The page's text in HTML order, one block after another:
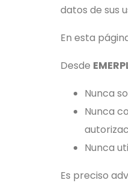
datos de sus
En esta
Desde
Nunca
Nunca
Nunca
Es preciso